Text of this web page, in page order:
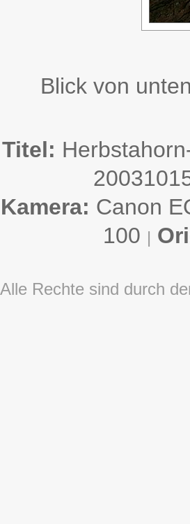
Blick von
Titel:
Kamera: Canon
100 |
Alle Rechte sind durch